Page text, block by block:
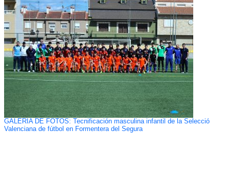
GALERÍA DE FOTOS: Tecnificación masculina infantil de la Selecció
Valenciana de fútbol en Formentera del Segura